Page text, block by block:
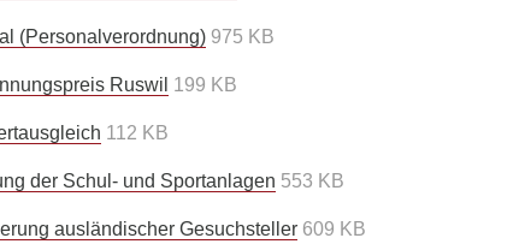
(Personalverordnung) 975 KB
Ruswil 199 KB
112 KB
der Schul- und Sportanlagen 553 KB
ausländischer Gesuchsteller 609 KB